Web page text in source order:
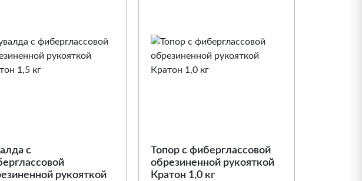
c
рукояткой
Топор c фиберглассовой
обрезиненной рукояткой
Кратон 1,0 кг